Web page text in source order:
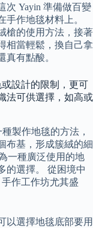
次 Yayin 準備做百變
作地毯材料上。
槍的使用方法，接著
相當輕鬆，換自己拿
有點酸。
設計的限制，更可
法可供選擇，如高或
製作地毯的方法，
布基，形成簇絨的細
一種廣泛使用的地
的選擇。 從困境中
作工作坊尤其盛
以選擇地毯底部要用